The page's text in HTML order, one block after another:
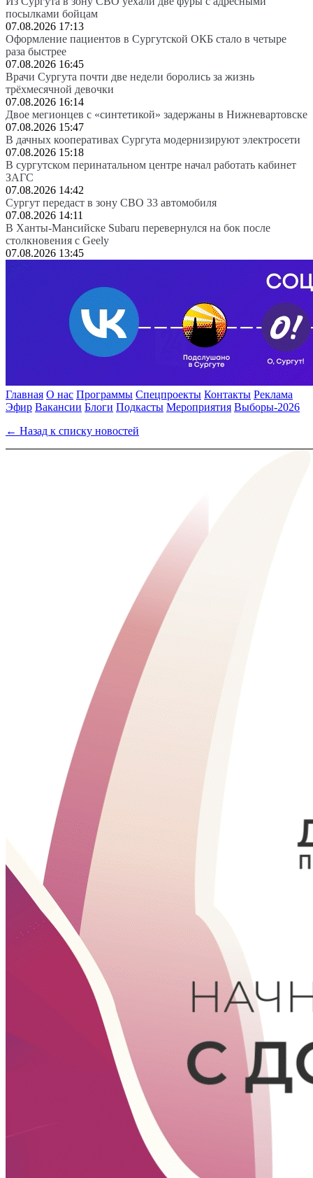
посылками бойцам
07.08.2026 17:13
Оформление пациентов в Сургутской ОКБ стало в четыре
раза быстрее
07.08.2026 16:45
Врачи Сургута почти две недели боролись за жизнь
трёхмесячной девочки
07.08.2026 16:14
Двое мегионцев с «синтетикой» задержаны в Нижневартовске
07.08.2026 15:47
В дачных кооперативах Сургута модернизируют электросети
07.08.2026 15:18
В сургутском перинатальном центре начал работать кабинет
ЗАГС
07.08.2026 14:42
Сургут передаст в зону СВО 33 автомобиля
07.08.2026 14:11
В Ханты-Мансийске Subaru перевернулся на бок после
столкновения с Geely
07.08.2026 13:45
Главная О нас Программы Спецпроекты Контакты Реклама
Эфир Вакансии Блоги Подкасты Мероприятия Выборы-2026
← Назад к списку новостей